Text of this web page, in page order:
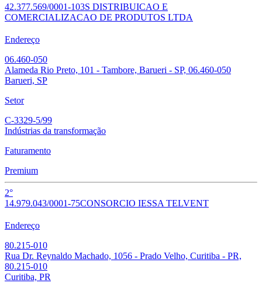
42.377.569/0001-103S DISTRIBUICAO E
COMERCIALIZACAO DE PRODUTOS LTDA
Endereço
06.460-050
Alameda Rio Preto, 101 - Tambore, Barueri - SP, 06.460-050
Barueri, SP
Setor
C-3329-5/99
Indústrias da transformação
Faturamento
Premium
2°
14.979.043/0001-75CONSORCIO IESSA TELVENT
Endereço
80.215-010
Rua Dr. Reynaldo Machado, 1056 - Prado Velho, Curitiba - PR,
80.215-010
Curitiba, PR